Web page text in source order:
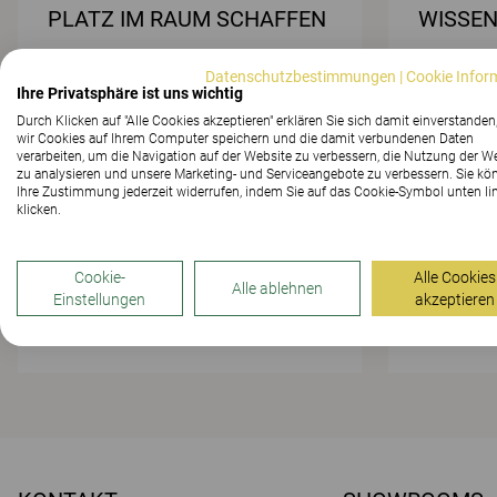
PLATZ IM RAUM SCHAFFEN
ZUM ESSEN
Datenschutzbestimmungen |Cookie
Ihre Privatsphäre ist uns wichtig
Durch Klicken auf "Alle Cookies akzeptieren" erklären Sie sich damit
wir Cookies auf Ihrem Computer speichern und die damit verbundenen Daten
verarbeiten, um die Navigation auf der Website zu verbessern, die Nutzung der
zu analysieren und unsere Marketing- und Serviceangebote zu verbessern. Sie
Ihre Zustimmung jederzeit widerrufen, indem Sie auf das Cookie-Symbol unten
klicken.
Cookie-
Einstellungen
Alle ablehnen
Alle Cookies
akzeptieren